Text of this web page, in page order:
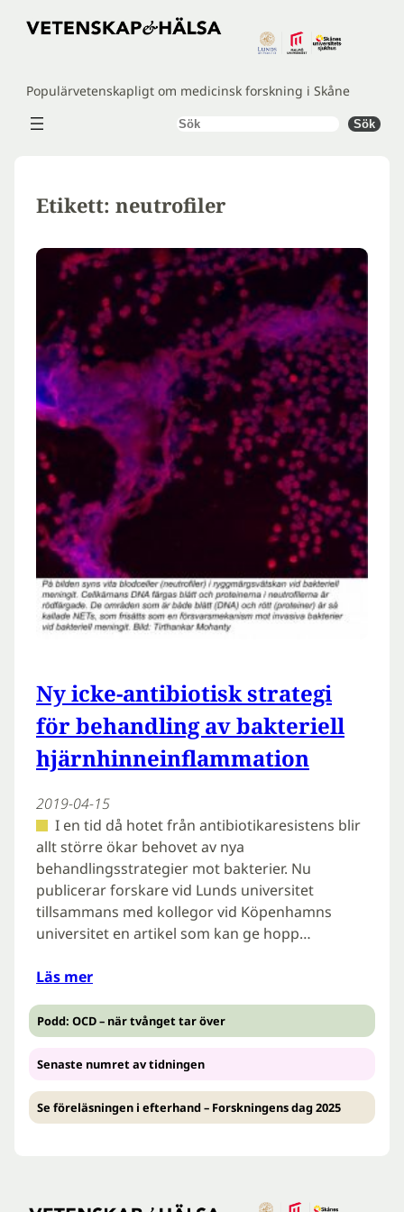
Hoppa
Populärvetenskapligt om medicinsk forskning i Skåne
Sök Sök
Etikett: neutrofiler
Ny icke-antibiotisk strategi
för behandling av bakteriell
hjärnhinneinflammation
2019-04-15
I en tid då hotet från antibiotikaresistens blir
allt större ökar behovet av nya
behandlingsstrategier mot bakterier. Nu
publicerar forskare vid Lunds universitet
tillsammans med kollegor vid Köpenhamns
universitet en artikel som kan ge hopp…
Läs mer
Podd: OCD – när tvånget tar över
Senaste numret av tidningen
Se föreläsningen i efterhand – Forskningens dag 2025